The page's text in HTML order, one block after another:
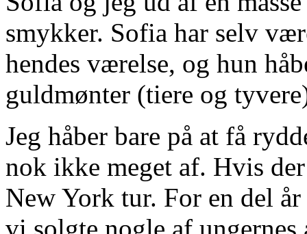
smykker. Sofia har selv
hendes værelse, og hun
guldmønter (tiere og
Jeg håber bare på at få
nok ikke meget af. Hvis
New York tur. For en del
vi solgte nogle af